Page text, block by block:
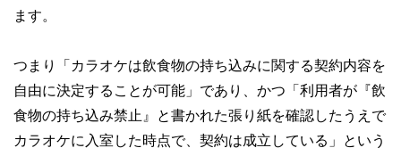
ます。
つまり「カラオケは飲食物の持ち込みに関する契約内容を
自由に決定することが可能」であり、かつ「利用者が『飲
食物の持ち込み禁止』と書かれた張り紙を確認したうえで
カラオケに入室した時点で、契約は成立している」という